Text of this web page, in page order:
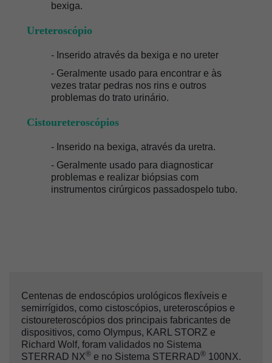
bexiga.
Ureteroscópio
- Inserido através da bexiga e no ureter
- Geralmente usado para encontrar e às
vezes tratar pedras nos rins e outros
problemas do trato urinário.
Cistoureteroscópios
- Inserido na bexiga, através da uretra.
- Geralmente usado para diagnosticar
problemas e realizar biópsias com
instrumentos cirúrgicos passadospelo tubo.
Centenas de endoscópios urológicos flexíveis e
semirrígidos, como cistoscópios, ureteroscópios e
cistoureteroscópios dos principais fabricantes de
dispositivos, como Olympus, KARL STORZ e
Richard Wolf, foram validados no Sistema
STERRAD NX® e no Sistema STERRAD® 100NX.